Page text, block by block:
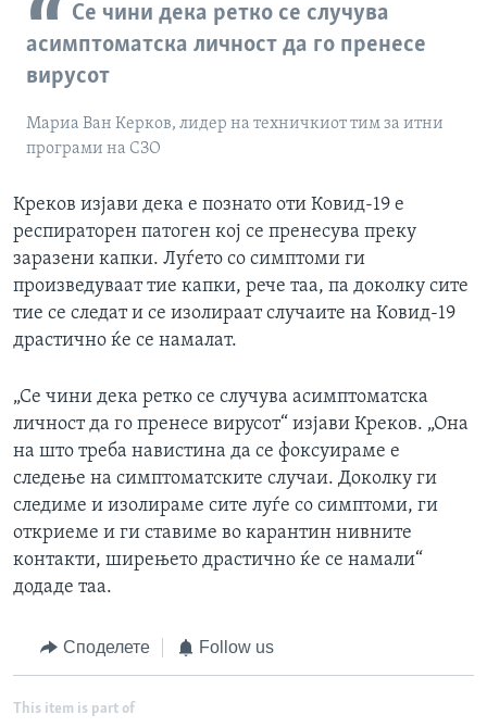
Се чини дека ретко се случува
асимптоматска личност да го пренесе
вирусот
Мариа Ван Керков, лидер на техничкиот тим за итни
програми на СЗО
Креков изјави дека е познато оти Ковид-19 е
респираторен патоген кој се пренесува преку
заразени капки. Луѓето со симптоми ги
произведуваат тие капки, рече таа, па доколку сите
тие се следат и се изолираат случаите на Ковид-19
драстично ќе се намалат.
„Се чини дека ретко се случува асимптоматска
личност да го пренесе вирусот“ изјави Креков. „Она
на што треба навистина да се фоксуираме е
следење на симптоматските случаи. Доколку ги
следиме и изолираме сите луѓе со симптоми, ги
откриеме и ги ставиме во карантин нивните
контакти, ширењето драстично ќе се намали“
додаде таа.
Споделете Follow us
This item is part of